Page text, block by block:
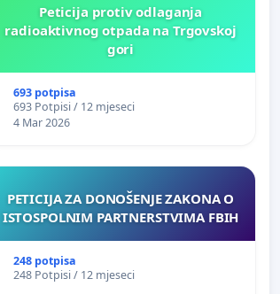
Peticija protiv odlaganja
radioaktivnog otpada na Trgovskoj
gori
693 potpisa
693 Potpisi / 12 mjeseci
4 Mar 2026
PETICIJA ZA DONOŠENJE ZAKONA O
ISTOSPOLNIM PARTNERSTVIMA FBIH
248 potpisa
248 Potpisi / 12 mjeseci